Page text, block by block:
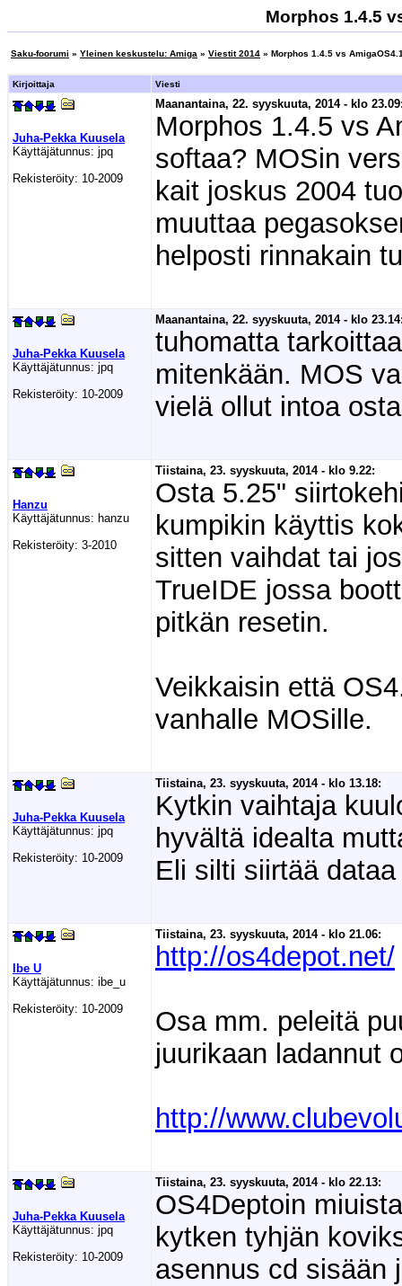
Morphos 1.4.5
Saku-foorumi » Yleinen keskustelu: Amiga » Viestit 2014 » Morphos 1.4.5 vs
Kirjoittaja Viesti
Juha-Pekka Kuusela
Käyttäjätunnus: jpq
Rekisteröity: 10-2009
Maanantaina, 22. syyskuuta, 2014 - klo
Morphos 1.4.5 vs
softaa? MOSin
kait joskus 2004
muuttaa
helposti rinnakain
Juha-Pekka Kuusela
Käyttäjätunnus: jpq
Rekisteröity: 10-2009
Maanantaina, 22. syyskuuta, 2014 - klo
tuhomatta
mitenkään. MOS
vielä ollut intoa
Hanzu
Käyttäjätunnus: hanzu
Rekisteröity: 3-2010
Tiistaina, 23. syyskuuta, 2014 - klo 9.22:
Osta 5.25"
kumpikin käyttis
sitten vaihdat tai
TrueIDE jossa
pitkän resetin.
Veikkaisin että
vanhalle MOSille.
Juha-Pekka Kuusela
Käyttäjätunnus: jpq
Rekisteröity: 10-2009
Tiistaina, 23. syyskuuta, 2014 - klo 13.18:
Kytkin vaihtaja
hyvältä idealta
Eli silti siirtää
Ibe U
Käyttäjätunnus: ibe_u
Rekisteröity: 10-2009
Tiistaina, 23. syyskuuta, 2014 - klo 21.06:
http://os4depot.net/
Osa mm. peleitä
juurikaan ladannut
http://
Juha-Pekka Kuusela
Käyttäjätunnus: jpq
Rekisteröity: 10-2009
Tiistaina, 23. syyskuuta, 2014 - klo 22.13:
OS4Deptoin
kytken tyhjän
asennus cd sisään